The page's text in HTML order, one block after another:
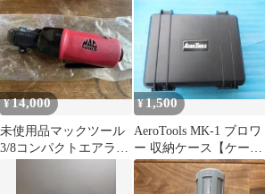
¥14,000
未使用品マックツール
3/8コンパクトエアラチ
¥1,500
AeroTools MK-1 ブロワ
ー 収納ケース【ケース
のみ】